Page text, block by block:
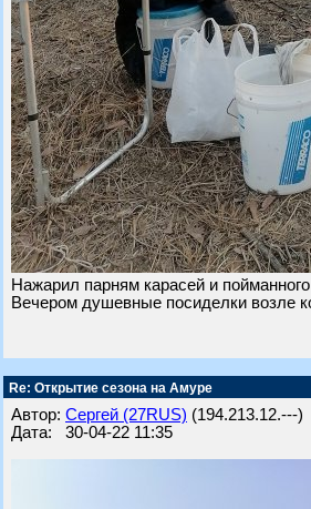
Нажарил парням карасей и
Вечером душевные посиделки возле
Re: Открытие сезона на Амуре
Автор: Сергей (27RUS) (194.213.12.---)
Дата: 30-04-22 11:35